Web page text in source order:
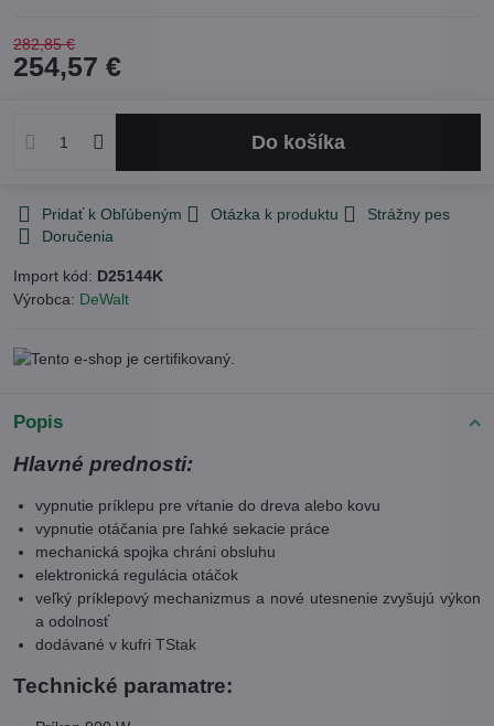
282,85 €
254,57 €
Do košíka
Pridať k Obľúbeným Otázka k produktu
Strážny pes
Doručenia
Import kód: D25144K
Výrobca: DeWalt
Popis
Hlavné prednosti:
vypnutie príklepu pre vŕtanie do dreva alebo kovu
vypnutie otáčania pre ľahké sekacie práce
mechanická spojka chráni obsluhu
elektronická regulácia otáčok
veľký príklepový mechanizmus a nové utesnenie zvyšujú výkon
a odolnosť
dodávané v kufri TStak
Technické paramatre: